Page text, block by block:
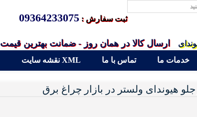
ثبت سفارش : 09364233075
ارسال کالا در همان روز - ضمانت بهترین قیمت
نقشه سایت XML تماس با ما خدمات ما
هیوندای ولستر در بازار چراغ برق